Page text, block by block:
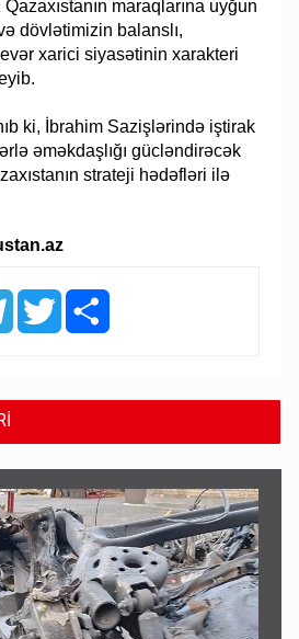
maraqlarına uyğun
dövlətimizin balanslı,
xarici siyasətinin xarakteri
ki, İbrahim Sazişlərində iştirak
əməkdaşlığı gücləndirəcək
strateji hədəfləri ilə
TelegramTwitter